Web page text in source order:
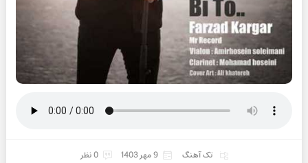
تک آهنگ 9 مهر 1403 0 نظر